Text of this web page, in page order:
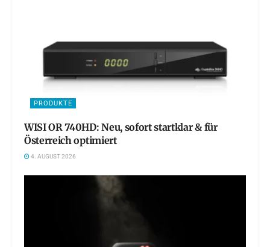
PRODUKTE
WISI OR 740HD: Neu, sofort startklar & für
Österreich optimiert
4. AUGUST 2026